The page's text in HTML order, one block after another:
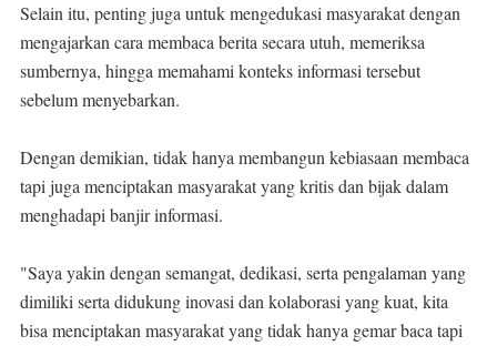
Selain itu, penting juga untuk mengedukasi masyarakat dengan
mengajarkan cara membaca berita secara utuh, memeriksa
sumbernya, hingga memahami konteks informasi tersebut
sebelum menyebarkan.
Dengan demikian, tidak hanya membangun kebiasaan membaca
tapi juga menciptakan masyarakat yang kritis dan bijak dalam
menghadapi banjir informasi.
"Saya yakin dengan semangat, dedikasi, serta pengalaman yang
dimiliki serta didukung inovasi dan kolaborasi yang kuat, kita
bisa menciptakan masyarakat yang tidak hanya gemar baca tapi